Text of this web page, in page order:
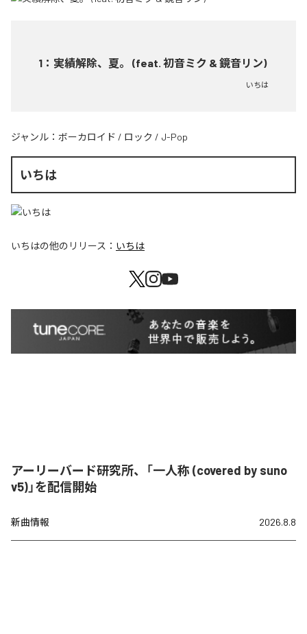
1 ： 実績解除、夏。 (feat. 初音ミク & 鏡音リン)
いちは
ジャンル： ボーカロイド / ロック / J-Pop
いちは
いちはの他のリリース： いちは
アーリーバード研究所、「一人称 (covered by suno
v5)」を配信開始
新曲情報 2026.8.8